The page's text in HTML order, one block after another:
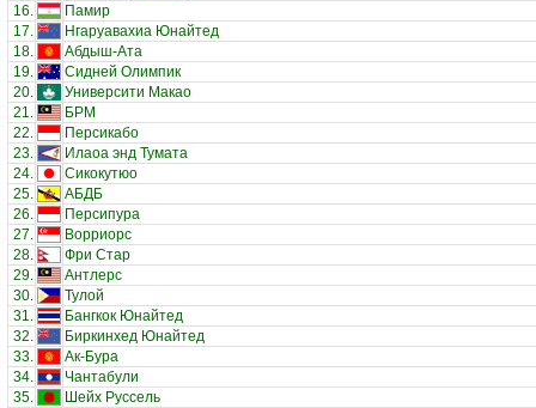
16.
Памир
17.
Нгаруавахиа Юнайтед
18.
Абдыш-Ата
19.
Сидней Олимпик
20.
Университи Макао
21.
БРМ
22.
Персикабо
23.
Илаоа энд Тумата
24.
Сикокутюо
25.
АБДБ
26.
Персипура
27.
Ворриорс
28.
Фри Стар
29.
Антлерс
30.
Тулой
31.
Бангкок Юнайтед
32.
Биркинхед Юнайтед
33.
Ак-Бура
34.
Чантабули
35.
Шейх Руссель